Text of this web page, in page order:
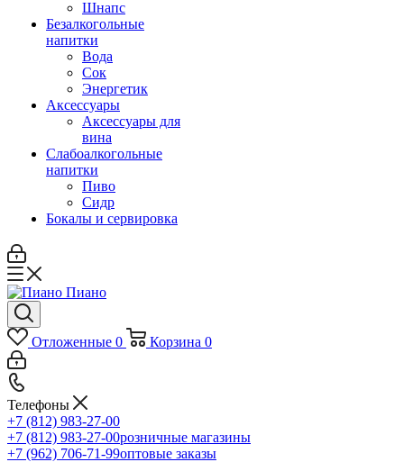
Шнапс
Безалкогольные
напитки
Вода
Сок
Энергетик
Аксессуары
Аксессуары для
вина
Слабоалкогольные
напитки
Пиво
Сидр
Бокалы и сервировка
Отложенные 0 Корзина 0
Телефоны
+7 (812) 983-27-00
+7 (812) 983-27-00розничные магазины
+7 (962) 706-71-99оптовые заказы